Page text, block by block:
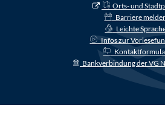
Orts- und
Barriere
Leichte
Infos zur
Bankverbindung der VG